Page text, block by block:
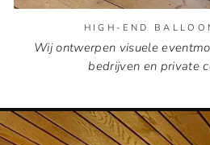
HIGH-END
Wij ontwerpen visuele
bedrijven en private